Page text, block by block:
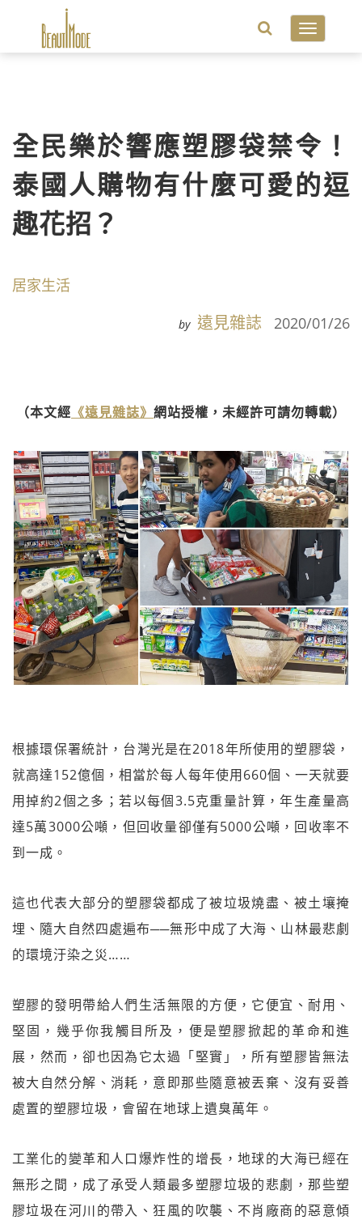
Toggle
全民樂於響應塑膠袋禁令！
泰國人購物有什麼可愛的逗
趣花招？
居家生活
by 遠見雜誌 2020/01/26
（本文經 《遠見雜誌》 網站授權，未經許可請勿轉載）
根據環保署統計，台灣光是在2018年所使用的塑膠袋，
就高達152億個，相當於每人每年使用660個、一天就要
用掉約2個之多；若以每個3.5克重量計算，年生產量高
達5萬3000公噸，但回收量卻僅有5000公噸，回收率不
到一成。
這也代表大部分的塑膠袋都成了被垃圾燒盡、被土壤掩
埋、隨大自然四處遍布──無形中成了大海、山林最悲劇
的環境汙染之災……
塑膠的發明帶給人們生活無限的方便，它便宜、耐用、
堅固，幾乎你我觸目所及，便是塑膠掀起的革命和進
展，然而，卻也因為它太過「堅實」，所有塑膠皆無法
被大自然分解、消耗，意即那些隨意被丟棄、沒有妥善
處置的塑膠垃圾，會留在地球上遺臭萬年。
工業化的變革和人口爆炸性的增長，地球的大海已經在
無形之間，成了承受人類最多塑膠垃圾的悲劇，那些塑
膠垃圾在河川的帶入、狂風的吹襲、不肖廠商的惡意傾